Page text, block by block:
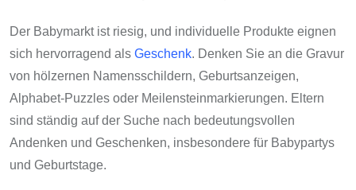
Der Babymarkt ist riesig, und individuelle Produkte eignen
sich hervorragend als Geschenk. Denken Sie an die Gravur
von hölzernen Namensschildern, Geburtsanzeigen,
Alphabet-Puzzles oder Meilensteinmarkierungen. Eltern
sind ständig auf der Suche nach bedeutungsvollen
Andenken und Geschenken, insbesondere für Babypartys
und Geburtstage.